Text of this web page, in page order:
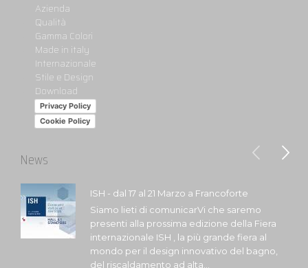
Azienda
Qualità
Gamma Colori
Made in italy
Internazionale
Stile e Design
Download
Privacy Policy
Cookie Policy
News
ISH - dal 17 al 21 Marzo a Francoforte
Siamo lieti di comunicarVi che saremo
presenti alla prossima edizione della Fiera
internazionale ISH , la più grande fiera al
mondo per il design innovativo del bagno,
del riscaldamento ad alta...